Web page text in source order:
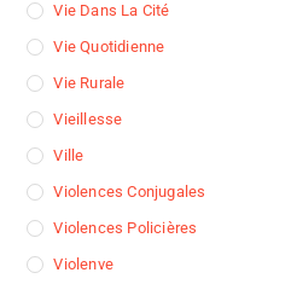
Vie Dans La Cité
Vie Quotidienne
Vie Rurale
Vieillesse
Ville
Violences Conjugales
Violences Policières
Violenve